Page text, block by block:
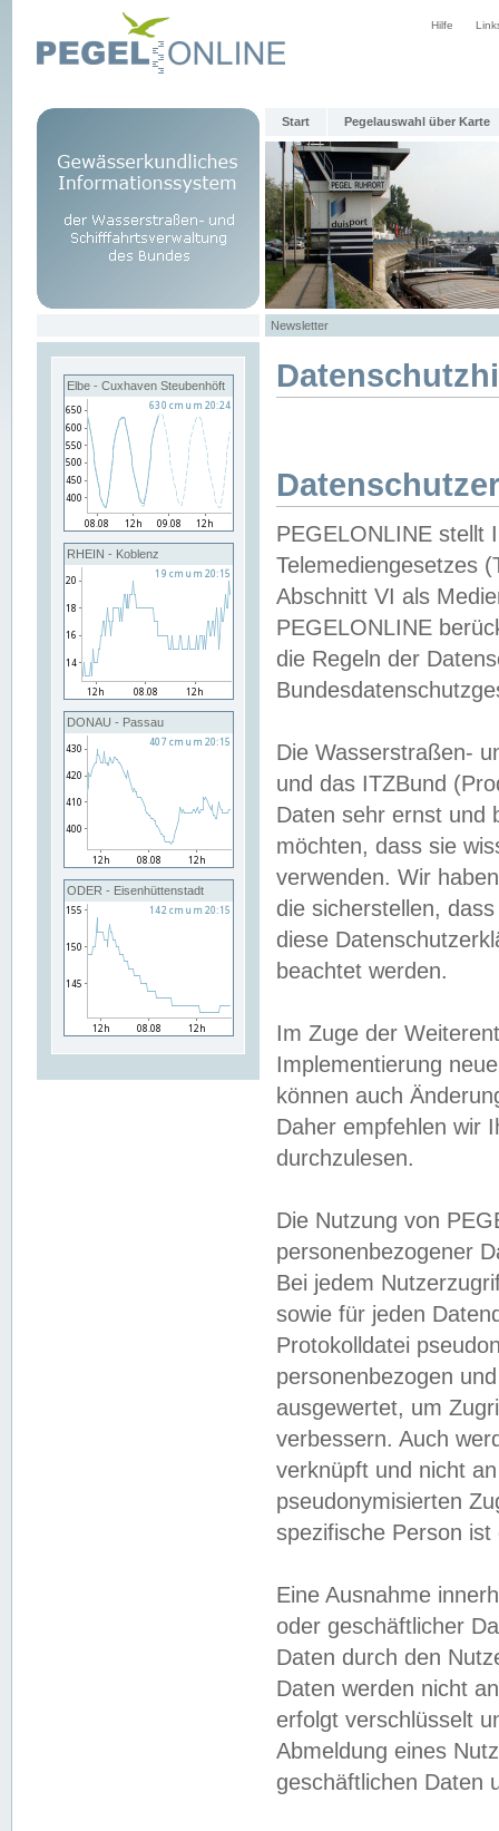
Hilfe
Start Pegelauswahl über Karte
Newsletter
Elbe - Cuxhaven Steubenhöft
RHEIN - Koblenz
DONAU - Passau
ODER - Eisenhüttenstadt
PEGELONLINE stellt
Telemediengesetzes
Abschnitt VI als
PEGELONLINE
die Regeln der
Die Wasserstraßen-
und das ITZBund
Daten sehr ernst und
möchten, dass sie
verwenden. Wir
die sicherstellen,
diese
beachtet werden.
Im Zuge der
Implementierung
können auch
Daher empfehlen wir
durchzulesen.
Die Nutzung von
personenbezogener
Bei jedem
sowie für jeden
Protokolldatei
personenbezogen
ausgewertet, um
verbessern. Auch
verknüpft und nicht
pseudonymisierten
spezifische Person
Eine Ausnahme
oder geschäftlicher
Daten durch den
Daten werden nicht
erfolgt verschlüsselt
Abmeldung eines
geschäftlichen Daten